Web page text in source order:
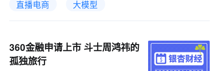
直播电商
大模型
360金融申请上市 斗士周鸿祎的
孤独旅行